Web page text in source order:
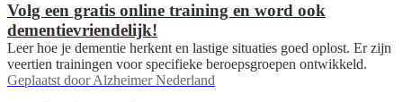
Volg een gratis online training en word ook
dementievriendelijk!
Leer hoe je dementie herkent en lastige situaties goed oplost. Er zijn
veertien trainingen voor specifieke beroepsgroepen ontwikkeld.
Geplaatst door Alzheimer Nederland